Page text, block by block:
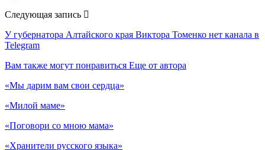
Следующая запись
У губернатора Алтайского края Виктора Томенко нет канала в
Telegram
Вам также могут понравиться Еще от автора
«Мы дарим вам свои сердца»
«Милой маме»
«Поговори со мною мама»
«Хранители русского языка»